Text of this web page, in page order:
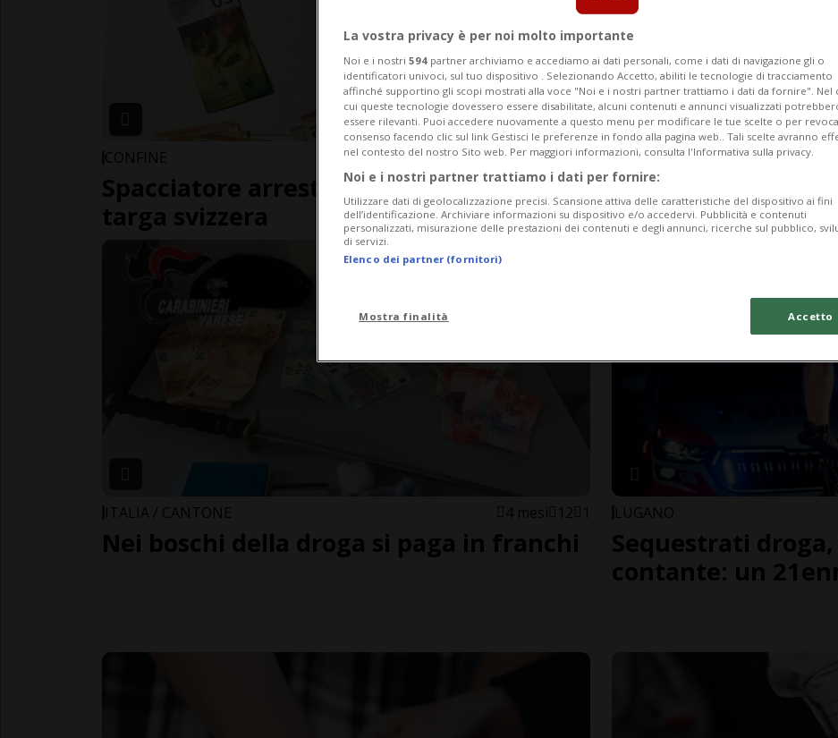
CONFINE 3 sett 12 4
Spacciatore arrestato su un'auto con
targa svizzera
CANTONE
Spaccio di droga,
Locarnese
ITALIA / CANTONE 4 mesi 12 1
Nei boschi della droga si paga in franchi
LUGANO
Sequestrati
contante: un
La vostra privacy è per noi molto importante
Noi e i nostri 594 partner archiviamo e accediamo ai dati personali, come i dati di navigazione gli o
identificatori univoci, sul tuo dispositivo . Selezionando Accetto, abiliti le tecnologie di tracciamento
affinché supportino gli scopi mostrati alla voce "Noi e i nostri partner trattiamo i dati da fornire". Nel
cui queste tecnologie dovessero essere disabilitate, alcuni contenuti e annunci visualizzati
essere rilevanti. Puoi accedere nuovamente a questo menu per modificare le tue scelte o per
consenso facendo clic sul link Gestisci le preferenze in fondo alla pagina web.. Tali scelte avranno
nel contesto del nostro Sito web. Per maggiori informazioni, consulta l'Informativa sulla privacy.
Noi e i nostri partner trattiamo i dati per fornire:
Utilizzare dati di geolocalizzazione precisi. Scansione attiva delle caratteristiche del dispositivo ai fini
dell’identificazione. Archiviare informazioni su dispositivo e/o accedervi. Pubblicità e contenuti
personalizzati, misurazione delle prestazioni dei contenuti e degli annunci, ricerche sul pubblico,
di servizi.
Elenco dei partner (fornitori)
Mostra finalità Accetto